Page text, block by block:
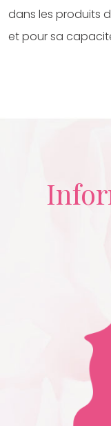
dans les produits
et pour sa